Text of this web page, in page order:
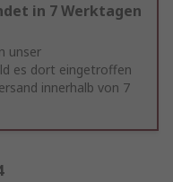
in 7 Werktagen
unser
es dort eingetroffen
innerhalb von 7